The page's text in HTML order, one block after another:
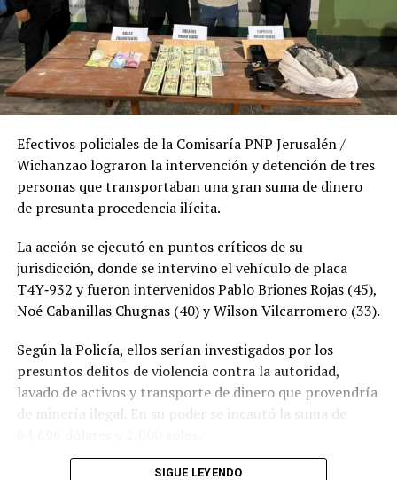
Efectivos policiales de la Comisaría PNP Jerusalén /
Wichanzao lograron la intervención y detención de tres
personas que transportaban una gran suma de dinero
de presunta procedencia ilícita.
La acción se ejecutó en puntos críticos de su
jurisdicción, donde se intervino el vehículo de placa
T4Y‑932 y fueron intervenidos Pablo Briones Rojas (45),
Noé Cabanillas Chugnas (40) y Wilson Vilcarromero (33).
Según la Policía, ellos serían investigados por los
presuntos delitos de violencia contra la autoridad,
lavado de activos y transporte de dinero que provendría
de minería ilegal. En su poder se incautó la suma de
SIGUE LEYENDO